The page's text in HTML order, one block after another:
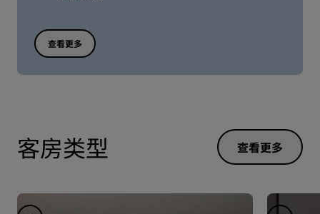
查看更多
客房类型 查看更多